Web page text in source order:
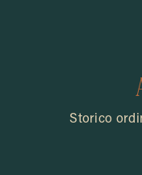
Storico